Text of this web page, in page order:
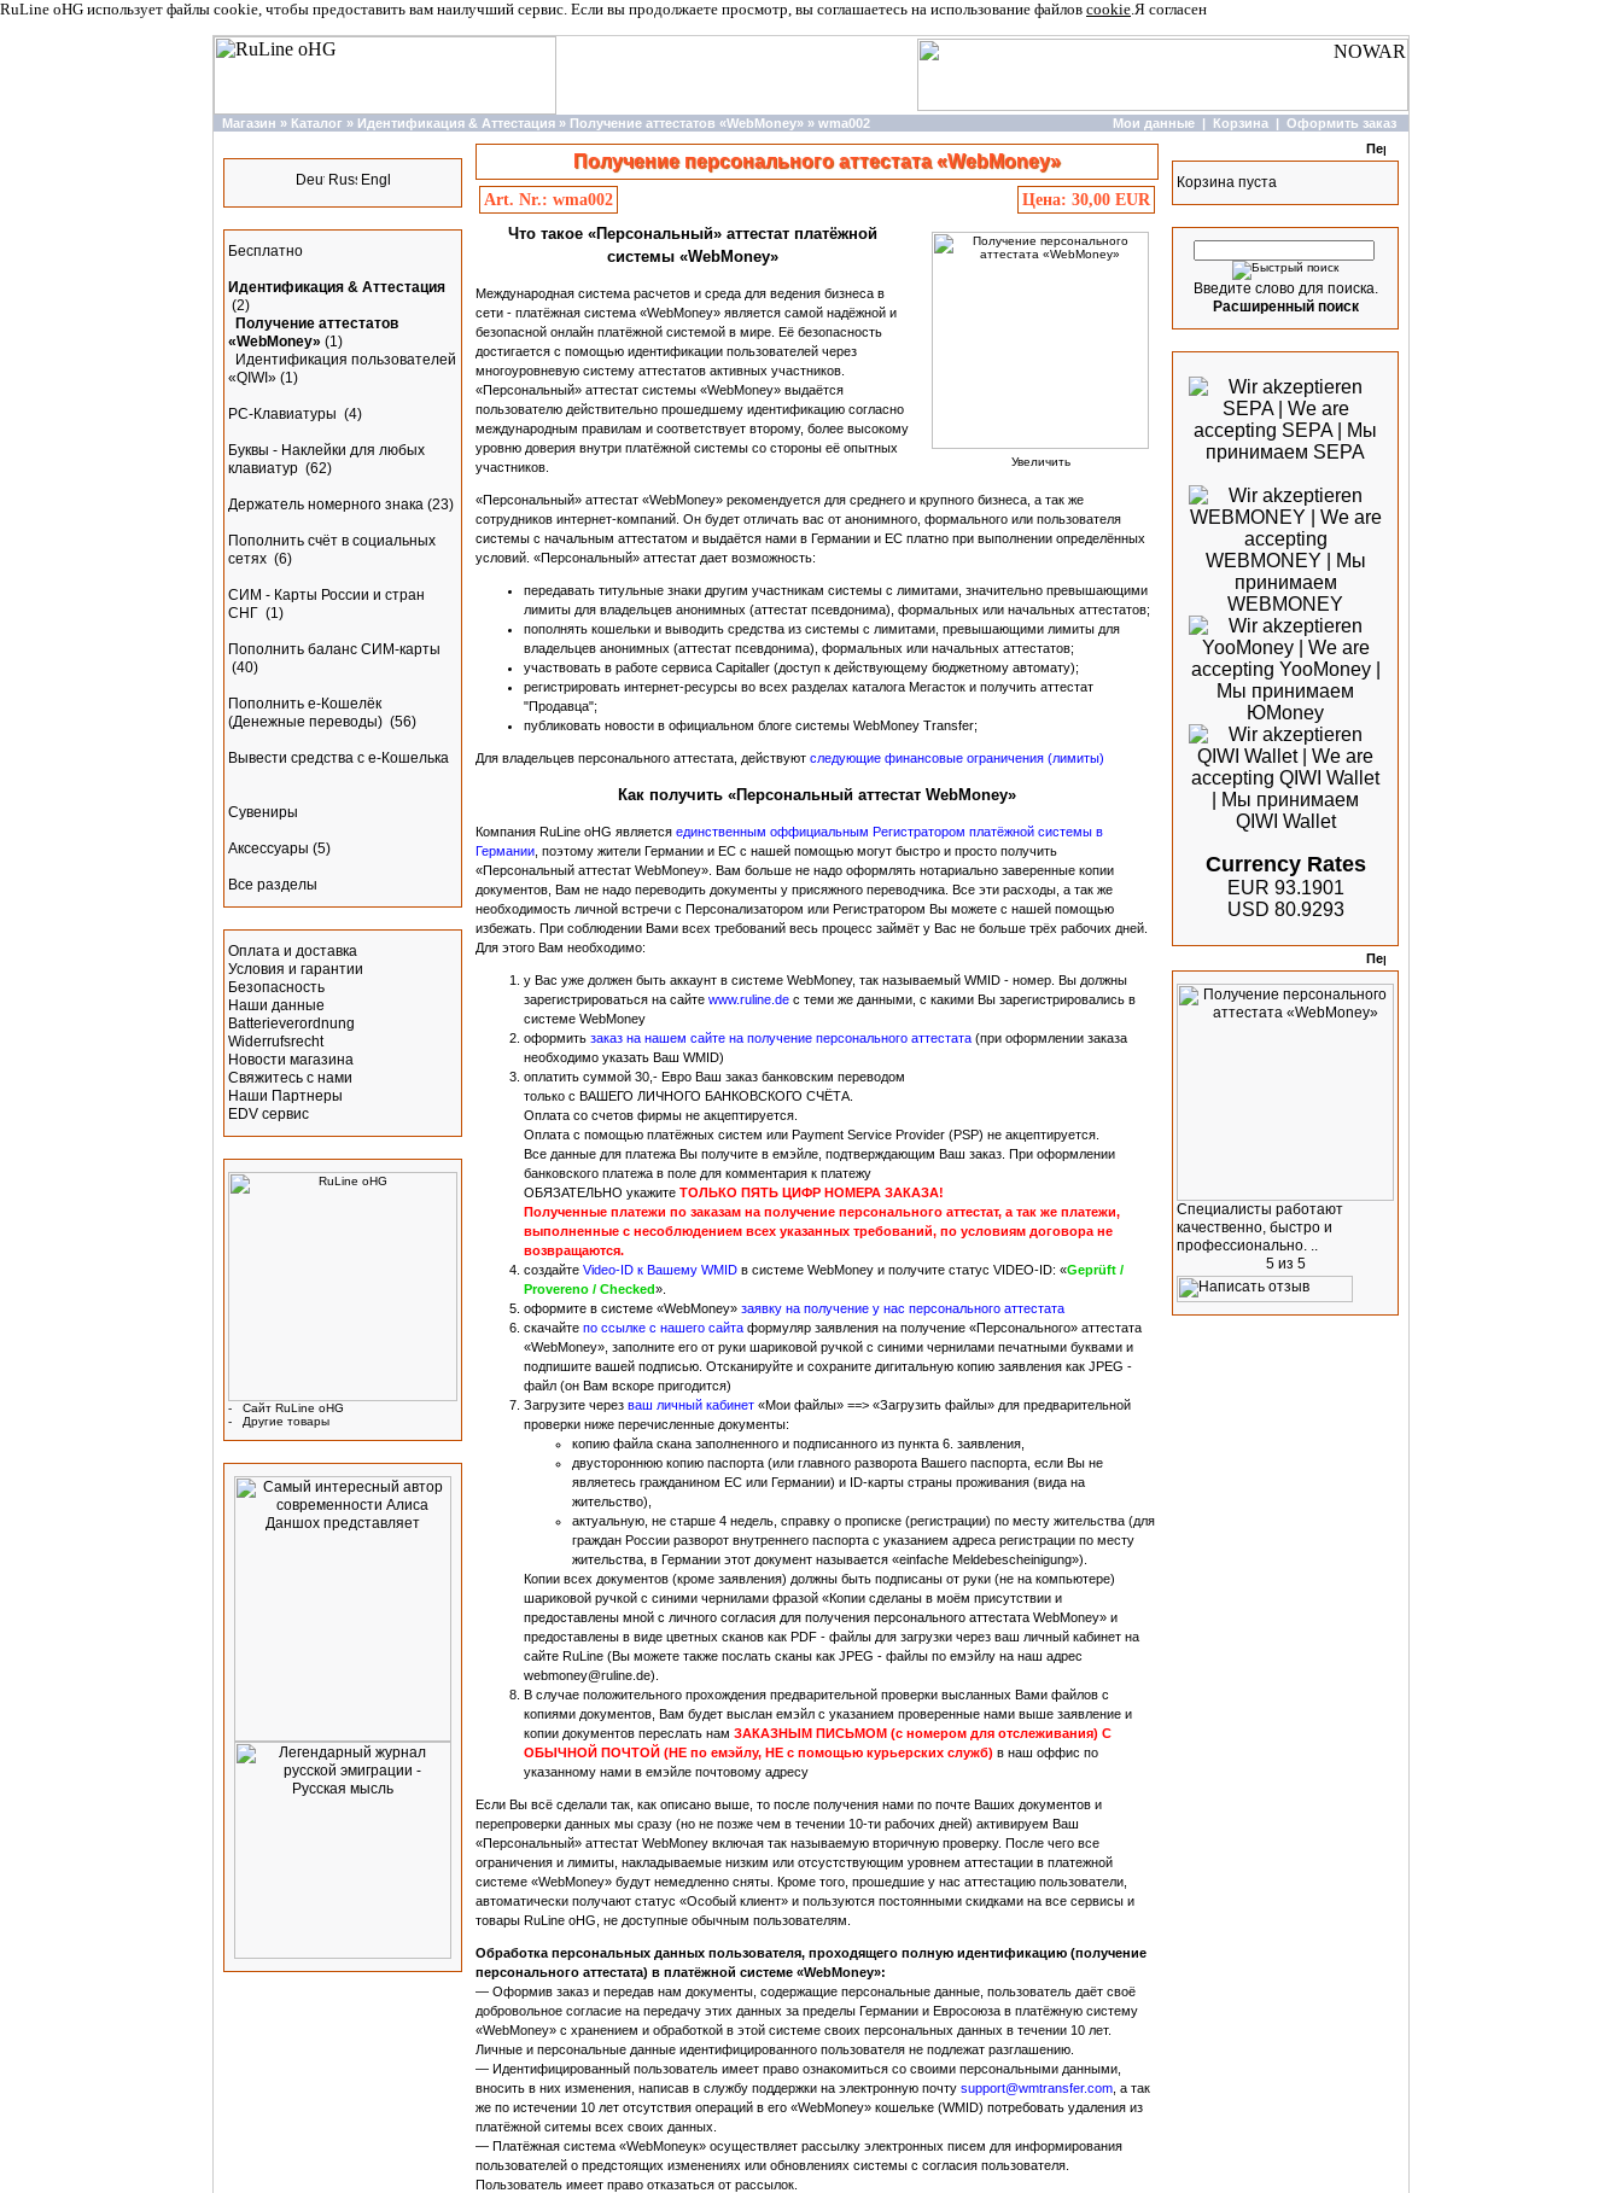
RuLine oHG использует файлы cookie, чтобы предоставить вам наилучший сервис. Если вы продолжаете просмотр, вы соглашаетесь на использование файлов cookie.Я согласен
Магазин » Каталог » Идентификация & Аттестация » Получение аттестатов «WebMoney» » wma002 Мои данные | Корзина | Оформить заказ
Бесплатно
Идентификация & Аттестация
(2)
Получение аттестатов
«WebMoney» (1)
Идентификация пользователей
«QIWI» (1)
PC-Клавиатуры (4)
Буквы - Наклейки для любых
клавиатур (62)
Держатель номерного знака (23)
Пополнить счёт в социальных
сетях (6)
СИМ - Карты России и стран
СНГ (1)
Пополнить баланс СИМ-карты
(40)
Пополнить e-Кошелёк
(Денежные переводы) (56)
Вывести средства с е-Кошелька
Сувениры
Аксессуары (5)
Все разделы
Оплата и доставка
Условия и гарантии
Безопасность
Наши данные
Batterieverordnung
Widerrufsrecht
Новости магазина
Свяжитесь с нами
Наши Партнеры
EDV сервис
-
Сайт RuLine oHG
-
Другие товары
Получение персонального аттестата «WebMoney»
Art. Nr.: wma002 Цена: 30,00 EUR
Увеличить
Что такое «Персональный» аттестат платёжной
системы «WebMoney»
Международная система расчетов и среда для ведения бизнеса в
сети - платёжная система «WebMoney» является самой надёжной и
безопасной онлайн платёжной системой в мире. Её безопасность
достигается с помощью идентификации пользователей через
многоуровневую систему аттестатов активных участников.
«Персональный» аттестат системы «WebMoney» выдаётся
пользователю действительно прошедшему идентификацию согласно
международным правилам и соответствует второму, более высокому
уровню доверия внутри платёжной системы со стороны её опытных
участников.
«Персональный» аттестат «WebMoney» рекомендуется для среднего и крупного бизнеса, а так же
сотрудников интернет-компаний. Он будет отличать вас от анонимного, формального или пользователя
системы с начальным аттестатом и выдаётся нами в Германии и ЕС платно при выполнении определённых
условий. «Персональный» аттестат дает возможность:
передавать титульные знаки другим участникам системы с лимитами, значительно превышающими
лимиты для владельцев анонимных (аттестат псевдонима), формальных или начальных аттестатов;
пополнять кошельки и выводить средства из системы с лимитами, превышающими лимиты для
владельцев анонимных (аттестат псевдонима), формальных или начальных аттестатов;
участвовать в работе сервиса Capitaller (доступ к действующему бюджетному автомату);
регистрировать интернет-ресурсы во всех разделах каталога Мегасток и получить аттестат
"Продавца";
публиковать новости в официальном блоге системы WebMoney Transfer;
Для владельцев персонального аттестата, действуют следующие финансовые ограничения (лимиты)
Как получить «Персональный аттестат WebMoney»
Компания RuLine oHG является единственным оффициальным Регистратором платёжной системы в
Германии , поэтому жители Германии и ЕС с нашей помощью могут быстро и просто получить
«Персональный аттестат WebMoney». Вам больше не надо оформлять нотариально заверенные копии
документов, Вам не надо переводить документы у присяжного переводчика. Все эти расходы, а так же
необходимость личной встречи с Персонализатором или Регистратором Вы можете с нашей помощью
избежать. При соблюдении Вами всех требований весь процесс займёт у Вас не больше трёх рабочих дней.
Для этого Вам необходимо:
у Вас уже должен быть аккаунт в системе WebMoney, так называемый WMID - номер. Вы должны
зарегистрироваться на сайте www.ruline.de с теми же данными, с какими Вы зарегистрировались в
системе WebMoney
оформить заказ на нашем сайте на получение персонального аттестата (при оформлении заказа
необходимо указать Ваш WMID)
оплатить суммой 30,- Евро Ваш заказ банковским переводом
только с ВАШЕГО ЛИЧНОГО БАНКОВСКОГО СЧЁТА.
Оплата со счетов фирмы не акцептируется.
Оплата с помощью платёжных систем или Payment Service Provider (PSP) не акцептируется.
Все данные для платежа Вы получите в емэйле, подтверждающим Ваш заказ. При оформлении
банковского платежа в поле для комментария к платежу
ОБЯЗАТЕЛЬНО укажите ТОЛЬКО ПЯТЬ ЦИФР НОМЕРА ЗАКАЗА!
Полученные платежи по заказам на получение персонального аттестат, а так же платежи,
выполненные с несоблюдением всех указанных требований, по условиям договора не
возвращаются.
создайте Video-ID к Вашему WMID в системе WebMoney и получите статус VIDEO-ID: «Geprüft /
Provereno / Checked».
оформите в системе «WebMoney» заявку на получение у нас персонального аттестата
скачайте по ссылке с нашего сайта формуляр заявления на получение «Персонального» аттестата
«WebMoney», заполните его от руки шариковой ручкой с синими чернилами печатными буквами и
подпишите вашей подписью. Отсканируйте и сохраните дигитальную копию заявления как JPEG -
файл (он Вам вскоре пригодится)
Загрузите через ваш личный кабинет «Мои файлы» ==> «Загрузить файлы» для предварительной
проверки ниже перечисленные документы:
копию файла скана заполненного и подписанного из пункта 6. заявления,
двустороннюю копию паспорта (или главного разворота Вашего паспорта, если Вы не
являетесь гражданином ЕС или Германии) и ID-карты страны проживания (вида на
жительство),
актуальную, не старше 4 недель, справку о прописке (регистрации) по месту жительства (для
граждан России разворот внутреннего паспорта с указанием адреса регистрации по месту
жительства, в Германии этот документ называется «einfache Meldebescheinigung»).
Копии всех документов (кроме заявления) должны быть подписаны от руки (не на компьютере)
шариковой ручкой с синими чернилами фразой «Копии сделаны в моём присутствии и
предоставлены мной с личного согласия для получения персонального аттестата WebMoney» и
предоставлены в виде цветных сканов как PDF - файлы для загрузки через ваш личный кабинет на
сайте RuLine (Вы можете также послать сканы как JPEG - файлы по емэйлу на наш адрес
webmoney@ruline.de).
В случае положительного прохождения предварительной проверки высланных Вами файлов с
копиями документов, Вам будет выслан емэйл с указанием проверенные нами выше заявление и
копии документов переслать нам ЗАКАЗНЫМ ПИСЬМОМ (с номером для отслеживания) С
ОБЫЧНОЙ ПОЧТОЙ (НЕ по емэйлу, НЕ с помощью курьерских служб) в наш оффис по
указанному нами в емэйле почтовому адресу
Если Вы всё сделали так, как описано выше, то после получения нами по почте Ваших документов и
перепроверки данных мы сразу (но не позже чем в течении 10-ти рабочих дней) активируем Ваш
«Персональный» аттестат WebMoney включая так называемую вторичную проверку. После чего все
ограничения и лимиты, накладываемые низким или отсустствующим уровнем аттестации в платежной
системе «WebMoney» будут немедленно сняты. Кроме того, прошедшие у нас аттестацию пользователи,
автоматически получают статус «Особый клиент» и пользуются постоянными скидками на все сервисы и
товары RuLine oHG, не доступные обычным пользователям.
Обработка персональных данных пользователя, проходящего полную идентификацию (получение
персонального аттестата) в платёжной системе «WebMoney»:
— Оформив заказ и передав нам документы, содержащие персональные данные, пользователь даёт своё
добровольное согласие на передачу этих данных за пределы Германии и Евросоюза в платёжную систему
«WebMoney» с хранением и обработкой в этой системе своих персональных данных в течении 10 лет.
Личные и персональные данные идентифицированного пользователя не подлежат разглашению.
— Идентифицированный пользователь имеет право ознакомиться со своими персональными данными,
вносить в них изменения, написав в службу поддержки на электронную почту support@wmtransfer.com , а так
же по истечении 10 лет отсутствия операций в его «WebMoney» кошельке (WMID) потребовать удаления из
платёжной ситемы всех своих данных.
— Платёжная система «WebMoneyк» осуществляет рассылку электронных писем для информирования
пользователей о предстоящих изменениях или обновлениях системы с согласия пользователя.
Пользователь имеет право отказаться от рассылок.
Корзина пуста
Введите слово для поиска.
Расширенный поиск
Currency Rates
EUR 93.1901
USD 80.9293
Специалисты работают
качественно, быстро и
профессионально. ..